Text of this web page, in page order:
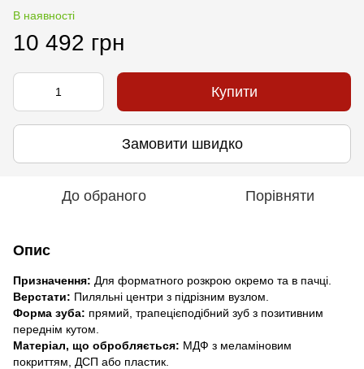
В наявності
10 492 грн
Купити
Замовити швидко
До обраного Порівняти
Опис
Призначення: Для форматного розкрою окремо та в пачці.
Верстати: Пиляльні центри з підрізним вузлом.
Форма зуба: прямий, трапецієподібний зуб з позитивним
переднім кутом.
Матеріал, що обробляється: МДФ з меламіновим
покриттям, ДСП або пластик.